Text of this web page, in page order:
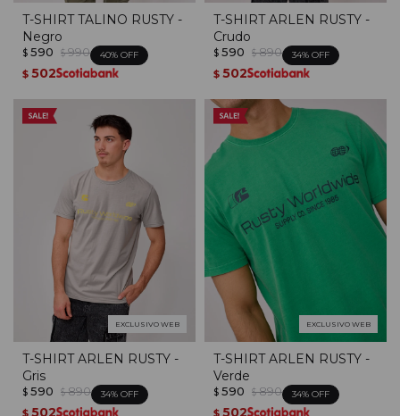
T-SHIRT TALINO RUSTY -
Negro
$ 590 $ 990 40
$ 502
T-SHIRT ARLEN RUSTY -
Crudo
$ 590 $ 890 34
$ 502
EXCLUSIVO WEB
T-SHIRT ARLEN RUSTY -
Gris
$ 590 $ 890 34
$ 502
EXCLUSIVO WEB
T-SHIRT ARLEN RUSTY -
Verde
$ 590 $ 890 34
$ 502